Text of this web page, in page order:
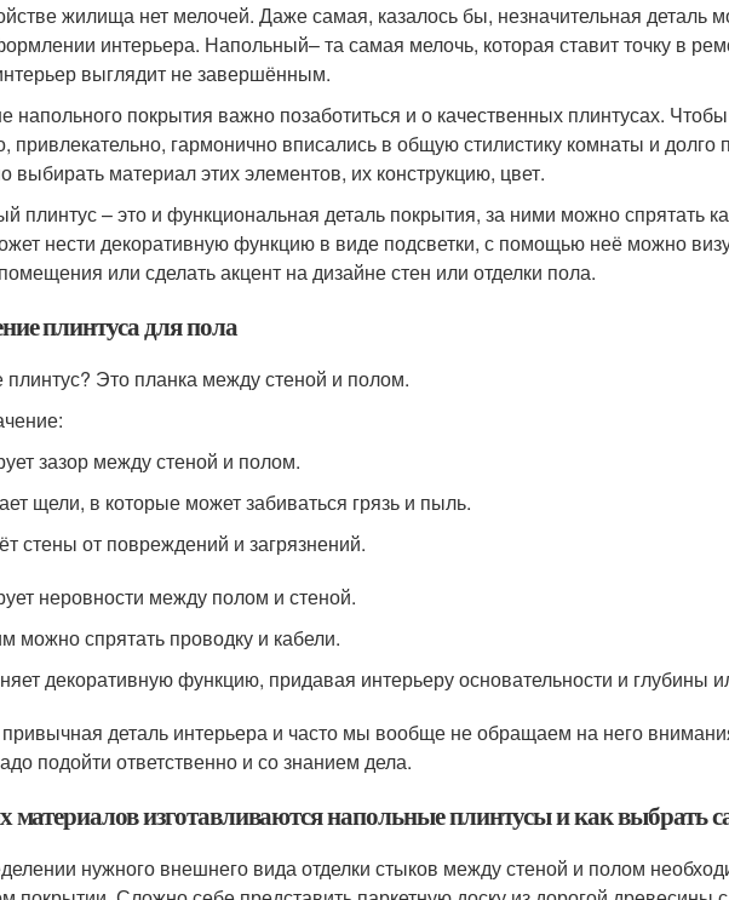
жилища нет мелочей. Даже самая, казалось бы, незначительная деталь
интерьера. Напольный– та самая мелочь, которая ставит точку в
выглядит не завершённым.
напольного покрытия важно позаботиться и о качественных плинтусах.
привлекательно, гармонично вписались в общую стилистику комнаты и долго
выбирать материал этих элементов, их конструкцию, цвет.
плинтус – это и функциональная деталь покрытия, за ними можно спрятать
нести декоративную функцию в виде подсветки, с помощью неё можно
или сделать акцент на дизайне стен или отделки пола.
плинтуса для пола
плинтус? Это планка между стеной и полом.
зазор между стеной и полом.
щели, в которые может забиваться грязь и пыль.
стены от повреждений и загрязнений.
неровности между полом и стеной.
можно спрятать проводку и кабели.
декоративную функцию, придавая интерьеру основательности и глубины
деталь интерьера и часто мы вообще не обращаем на него
подойти ответственно и со знанием дела.
материалов изготавливаются напольные плинтусы и как выбрать
нужного внешнего вида отделки стыков между стеной и полом